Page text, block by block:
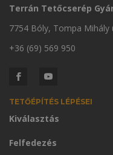
Terrán Tetőcserép
7754 Bóly, Tompa Mihály
+36 (69) 569 950
TETŐÉPÍTÉS LÉPÉSEI
Kiválasztás
Felfedezés